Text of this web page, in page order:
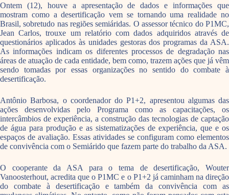
Ontem (12), houve a apresentação de dados e informações que
mostram como a desertificação vem se tornando uma realidade no
Brasil, sobretudo nas regiões semiáridas. O assessor técnico do P1MC,
Jean Carlos, trouxe um relatório com dados adquiridos através de
questionários aplicados às unidades gestoras dos programas da ASA.
As informações indicam os diferentes processos de degradação nas
áreas de atuação de cada entidade, bem como, trazem ações que já vêm
sendo tomadas por essas organizações no sentido do combate à
desertificação.
Antônio Barbosa, o coordenador do P1+2, apresentou algumas das
ações desenvolvidas pelo Programa como as capacitações, os
intercâmbios de experiência, a construção das tecnologias de captação
de água para produção e as sistematizações de experiência, que e os
espaços de avaliação. Essas atividades se configuram como elementos
de convivência com o Semiárido que fazem parte do trabalho da ASA.
O cooperante da ASA para o tema de desertificação, Wouter
Vanoosterhout, acredita que o P1MC e o P1+2 já caminham na direção
do combate à desertificação e também da convivência com as